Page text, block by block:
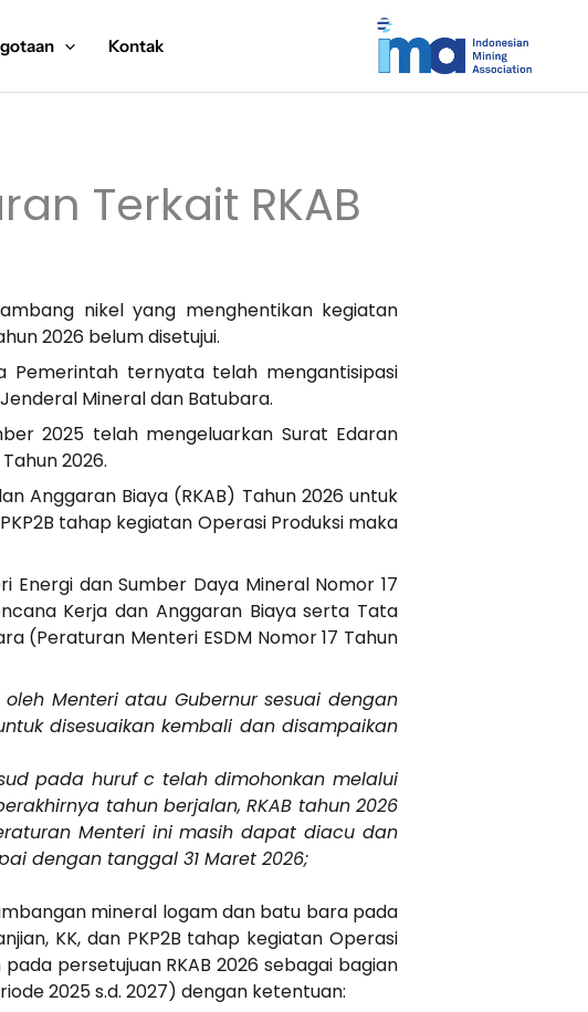
Kontak
Terkait RKAB
nikel yang menghentikan kegiatan
2026 belum disetujui.
Pemerintah ternyata telah mengantisipasi
Mineral dan Batubara.
2025 telah mengeluarkan Surat Edaran
2026.
Anggaran Biaya (RKAB) Tahun 2026 untuk
tahap kegiatan Operasi Produksi maka
dan Sumber Daya Mineral Nomor 17
Kerja dan Anggaran Biaya serta Tata
(Peraturan Menteri ESDM Nomor 17 Tahun
Menteri atau Gubernur sesuai dengan
disesuaikan kembali dan disampaikan
pada huruf c telah dimohonkan melalui
tahun berjalan, RKAB tahun 2026
Menteri ini masih dapat diacu dan
dengan tanggal 31 Maret 2026;
mineral logam dan batu bara pada
KK, dan PKP2B tahap kegiatan Operasi
persetujuan RKAB 2026 sebagai bagian
2025 s.d. 2027) dengan ketentuan: